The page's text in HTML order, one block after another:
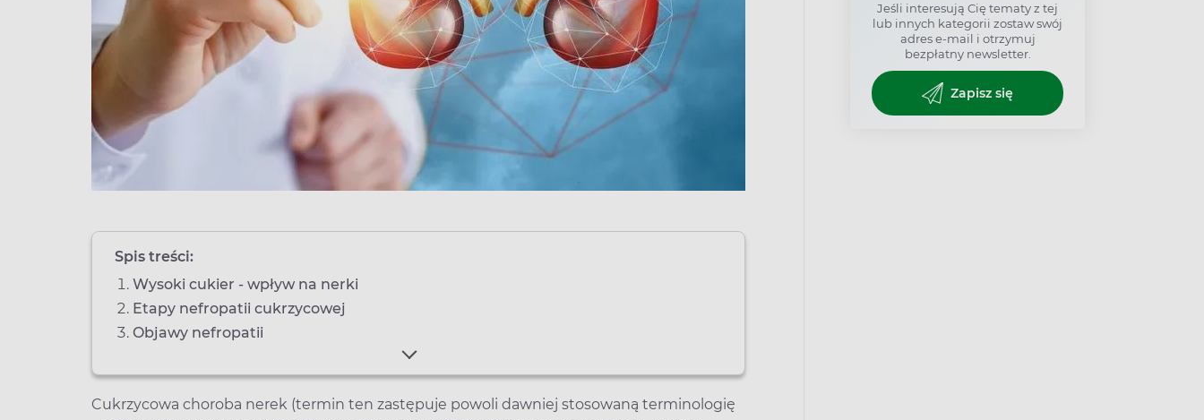
Spis treści:
Wysoki cukier - wpływ na nerki
Etapy nefropatii cukrzycowej
Objawy nefropatii
Cukrzycowa choroba nerek (termin ten zastępuje powoli dawniej stosowaną terminologię
Jeśli interesują Cię tematy z tej
lub innych kategorii zostaw swój
adres e-mail i otrzymuj
bezpłatny newsletter.
Zapisz się